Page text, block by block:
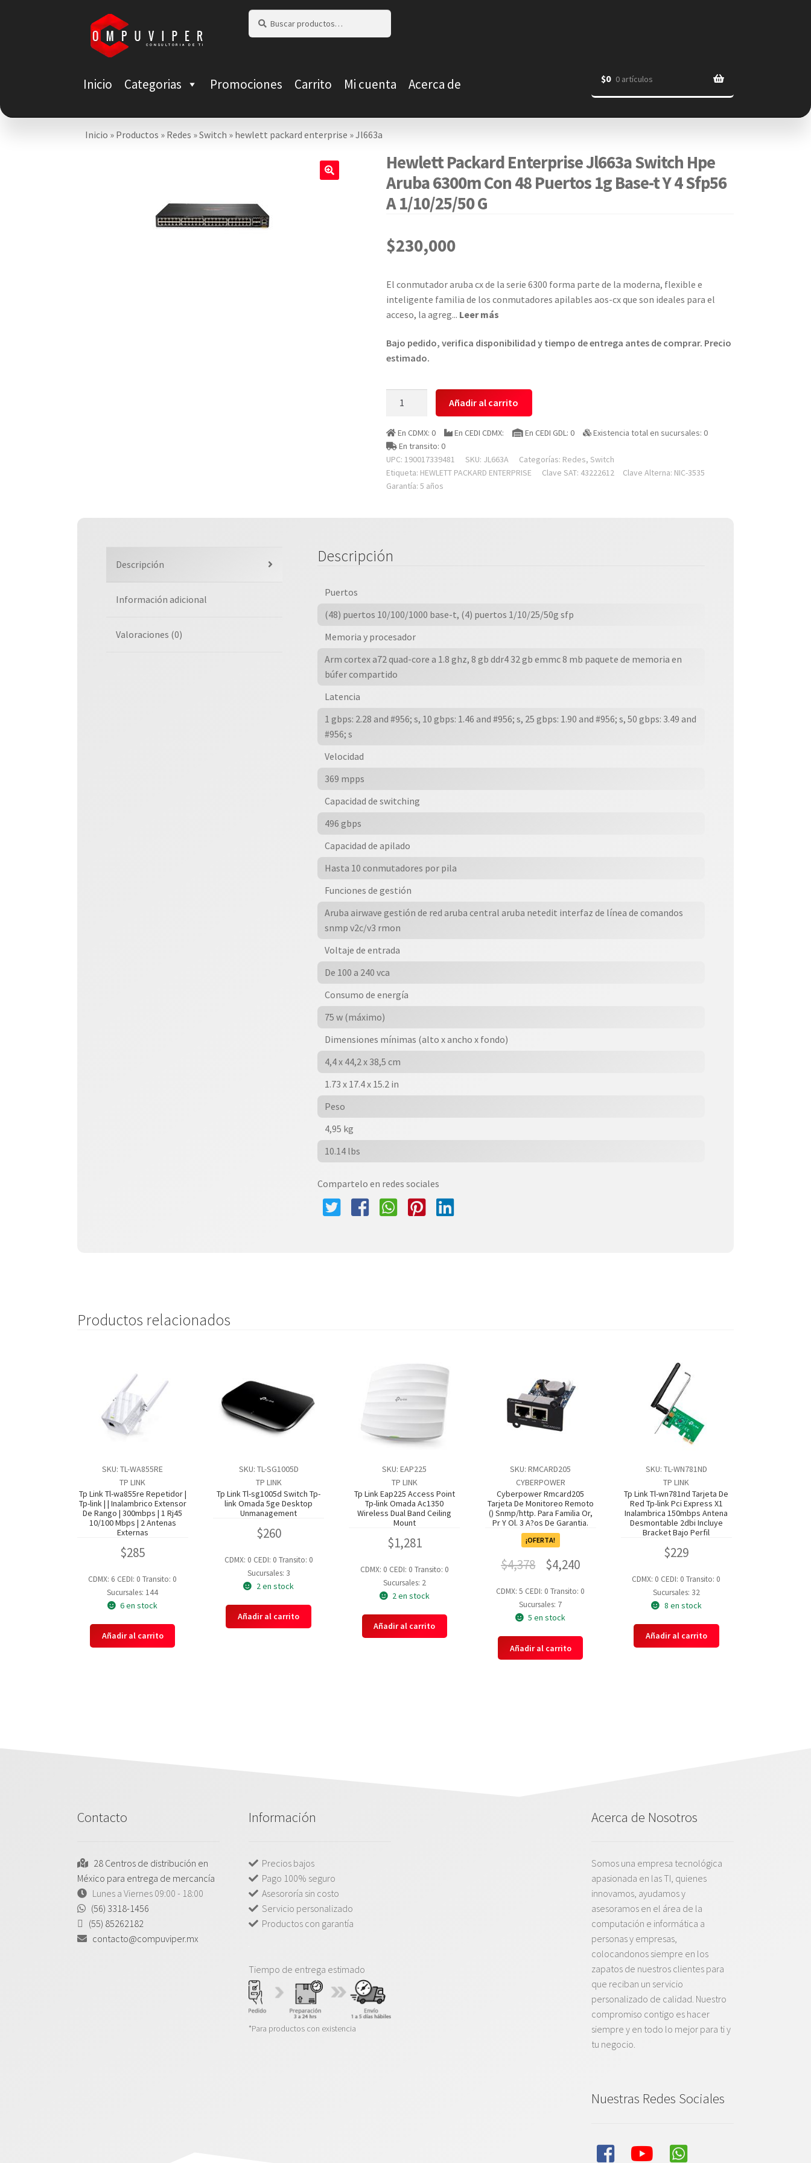
Saltar
navegación
contenido
Buscar
por:
Buscar
Inicio Categorias Promociones Carrito Mi cuenta Acerca de $0 0 artículos
Inicio » Productos » Redes »Switch » hewlett packard enterprise »Jl663a
Hewlett Packard Enterprise Jl663a Switch Hpe
Aruba 6300m Con 48 Puertos 1g Base-t Y 4 Sfp56
A 1/10/25/50 G
$230,000
El conmutador aruba cx de la serie 6300 forma parte de la moderna, flexible e
inteligente familia de los conmutadores apilables aos-cx que son ideales para el
acceso, la agreg... Leer más
Bajo pedido, verifica disponibilidad y tiempo de entrega antes de comprar. Precio
estimado.
Enterprise
Jl663a
Switch
Hpe
Aruba
1g
4
Sfp56
1/10/25/50
Añadir al carrito
En CDMX: 0 En CEDI CDMX: En CEDI GDL: 0
Existencia total en sucursales: 0
En transito: 0
UPC: 190017339481
SKU: JL663A Categorías: Redes, Switch
Etiqueta: HEWLETT PACKARD ENTERPRISE Clave SAT: 43222612
Clave Alterna: NIC-3535
Garantía: 5 años
Descripción
Información adicional
Valoraciones (0)
Descripción
Puertos
(48) puertos 10/100/1000 base-t, (4) puertos 1/10/25/50g sfp
Memoria y procesador
Arm cortex a72 quad-core a 1.8 ghz, 8 gb ddr4 32 gb emmc 8 mb paquete de memoria en
búfer compartido
Latencia
1 gbps: 2.28 and #956; s, 10 gbps: 1.46 and #956; s, 25 gbps: 1.90 and #956; s, 50 gbps: 3.49 and
#956; s
Velocidad
369 mpps
Capacidad de switching
496 gbps
Capacidad de apilado
Hasta 10 conmutadores por pila
Funciones de gestión
Aruba airwave gestión de red aruba central aruba netedit interfaz de línea de comandos
snmp v2c/v3 rmon
Voltaje de entrada
De 100 a 240 vca
Consumo de energía
75 w (máximo)
Dimensiones mínimas (alto x ancho x fondo)
4,4 x 44,2 x 38,5 cm
1.73 x 17.4 x 15.2 in
Peso
4,95 kg
10.14 lbs
Compartelo en redes sociales
Productos relacionados
SKU: TL-WA855RE
TP LINK
Tp Link Tl-wa855re Repetidor |
Tp-link | | Inalambrico Extensor
De Rango | 300mbps | 1 Rj45
10/100 Mbps | 2 Antenas
Externas
$285
CDMX: 6 CEDI: 0Transito: 0
Sucursales: 144
6 en stock
Añadir al carrito
SKU: TL-SG1005D
TP LINK
Tp Link Tl-sg1005d Switch Tp-
link Omada 5ge Desktop
Unmanagement
$260
CDMX: 0 CEDI: 0 Transito: 0
Sucursales: 3
2 en stock
Añadir al carrito
SKU: EAP225
TP LINK
Tp Link Eap225 Access Point
Tp-link Omada Ac1350
Wireless Dual Band Ceiling
Mount
$1,281
CDMX: 0 CEDI: 0 Transito: 0
Sucursales: 2
2 en stock
Añadir al carrito
SKU: RMCARD205
CYBERPOWER
Cyberpower Rmcard205
Tarjeta De Monitoreo Remoto
() Snmp/http. Para Familia Or,
Pr Y Ol. 3 A?os De Garantia.
¡OFERTA!
$4,378 $4,240
CDMX: 5 CEDI: 0Transito: 0
Sucursales: 7
5 en stock
Añadir al carrito
SKU: TL-WN781ND
TP LINK
Tp Link Tl-wn781nd Tarjeta De
Red Tp-link Pci Express X1
Inalambrica 150mbps Antena
Desmontable 2dbi Incluye
Bracket Bajo Perfil
$229
CDMX: 0 CEDI: 0Transito: 0
Sucursales: 32
8 en stock
Añadir al carrito
Contacto
28 Centros de distribución en
México para entrega de mercancía
Lunes a Viernes 09:00 - 18:00
(56) 3318-1456
(55) 85262182
contacto@compuviper.mx
Información
Precios bajos
Pago 100% seguro
Asesororía sin costo
Servicio personalizado
Productos con garantía
Tiempo de entrega estimado
*Para productos con existencia
Acerca de Nosotros
Somos una empresa tecnológica
apasionada en las TI, quienes
innovamos, ayudamos y
asesoramos en el área de la
computación e informática a
personas y empresas,
colocandonos siempre en los
zapatos de nuestros clientes para
que reciban un servicio
personalizado de calidad. Nuestro
compromiso contigo es hacer
siempre y en todo lo mejor para ti y
tu negocio.
Nuestras Redes Sociales